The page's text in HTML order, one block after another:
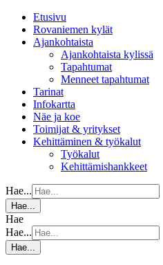
Etusivu
Rovaniemen kylät
Ajankohtaista
Ajankohtaista kylissä
Tapahtumat
Menneet tapahtumat
Tarinat
Infokartta
Näe ja koe
Toimijat & yritykset
Kehittäminen & työkalut
Työkalut
Kehittämishankkeet
Hae...
Hae...
Hae
Hae...
Hae...